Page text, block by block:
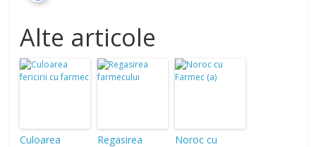
Alte articole
Culoarea
Regasirea
Noroc cu